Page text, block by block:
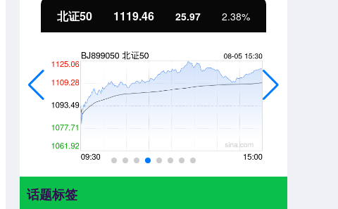
北证50 1119.46 25.97 2.38%
话题标签